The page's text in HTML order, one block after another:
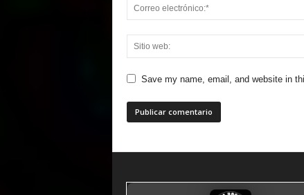
Save my name, email, and website in